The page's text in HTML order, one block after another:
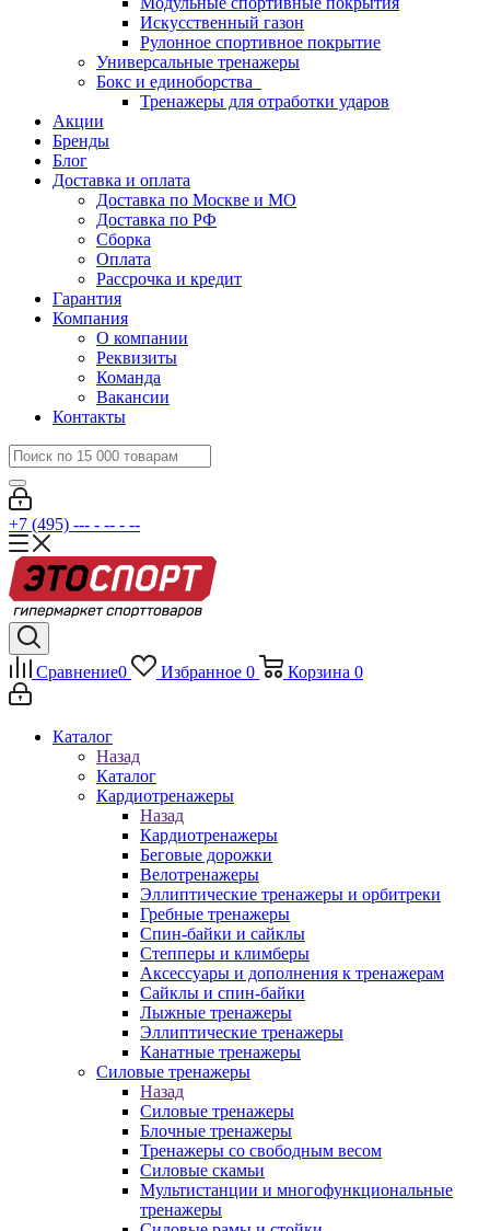
Искусственный газон
Рулонное спортивное покрытие
Универсальные тренажеры
Бокс и единоборства
Тренажеры для отработки ударов
Акции
Бренды
Блог
Доставка и оплата
Доставка по Москве и МО
Доставка по РФ
Сборка
Оплата
Рассрочка и кредит
Гарантия
Компания
О компании
Реквизиты
Команда
Вакансии
Контакты
+7 (495) --- - -- - --
Сравнение0 Избранное 0 Корзина 0
Каталог
Назад
Каталог
Кардиотренажеры
Назад
Кардиотренажеры
Беговые дорожки
Велотренажеры
Эллиптические тренажеры и орбитреки
Гребные тренажеры
Спин-байки и сайклы
Степперы и климберы
Аксессуары и дополнения к тренажерам
Сайклы и спин-байки
Лыжные тренажеры
Эллиптические тренажеры
Канатные тренажеры
Силовые тренажеры
Назад
Силовые тренажеры
Блочные тренажеры
Тренажеры со свободным весом
Силовые скамьи
Мультистанции и многофункциональные
тренажеры